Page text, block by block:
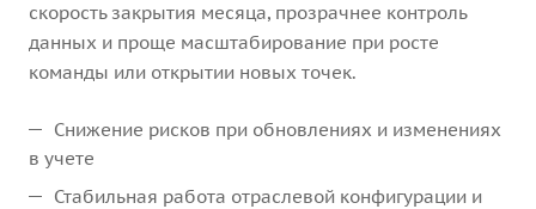
скорость закрытия месяца, прозрачнее контроль
данных и проще масштабирование при росте
команды или открытии новых точек.
Снижение рисков при обновлениях и изменениях
в учете
Стабильная работа отраслевой конфигурации и